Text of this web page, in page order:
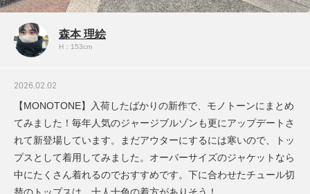
森本 理絵
H：153cm
2026.02.02
【MONOTONE】入荷したばかりの新作で、モノトーンにまとめ
てみました！毎年人気のジャージブルゾンも更にアップデートさ
れて新登場しています。まだアウターにするには寒いので、トッ
プスとして着用してみました。オーバーサイズのジャケットなら
中にたくさん着れるのでおすすめです。下に合わせたチュール切